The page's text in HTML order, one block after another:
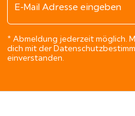
* Abmeldung jederzeit möglich.
dich mit der
einverstanden.